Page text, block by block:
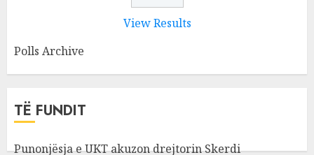
View Results
Polls Archive
TË FUNDIT
Punonjësja e UKT akuzon drejtorin Skerdi